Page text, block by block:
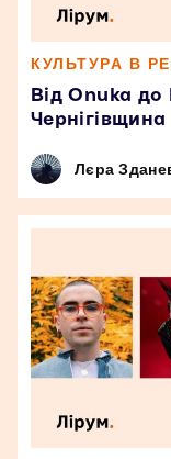
КУЛЬТУРА В
Від Onuka до
Чернігівщина
Лєра